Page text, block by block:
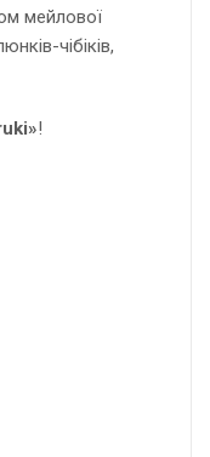
мейлової
чібіків,
!